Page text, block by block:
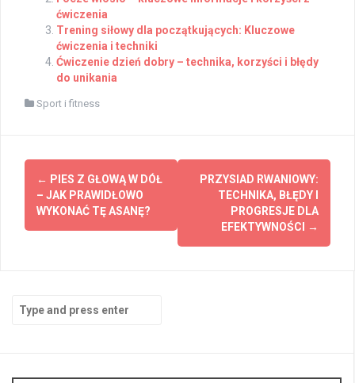
ćwiczenia
Trening siłowy dla początkujących: Kluczowe
ćwiczenia i techniki
Ćwiczenie dzień dobry – technika, korzyści i błędy
do unikania
Sport i fitness
Post
navigation
← PIES Z GŁOWĄ W DÓŁ
– JAK PRAWIDŁOWO
WYKONAĆ TĘ ASANĘ?
PRZYSIAD RWANIOWY:
TECHNIKA, BŁĘDY I
PROGRESJE DLA
EFEKTYWNOŚCI
→
for: